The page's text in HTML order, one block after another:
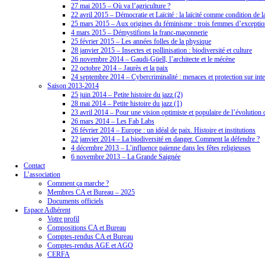
27 mai 2015 – Où va l’agriculture ?
22 avril 2015 – Démocratie et Laïcité : la laïcité comme condition de
25 mars 2015 – Aux origines du féminisme : trois femmes
4 mars 2015 – Démystifions la franc-maçonnerie
25 février 2015 – Les années folles de la physique
28 janvier 2015 – Insectes et pollinisation : biodiversité et culture
26 novembre 2014 – Gaudi-Güell, l’architecte et le mécène
22 octobre 2014 – Jaurès et la paix
24 septembre 2014 – Cybercriminalité : menaces et protection sur
Saison 2013-2014
25 juin 2014 – Petite histoire du jazz (2)
28 mai 2014 – Petite histoire du jazz (1)
23 avril 2014 – Pour une vision optimiste et populaire de l’évolution
26 mars 2014 – Les Fab Labs
26 février 2014 – Europe : un idéal de paix. Histoire et institutions
22 janvier 2014 – La biodiversité en danger. Comment la défendre ?
4 décembre 2013 – L’influence païenne dans les fêtes religieuses
6 novembre 2013 – La Grande Saignée
Contact
L’association
Comment ça marche ?
Membres CA et Bureau – 2025
Documents officiels
Espace Adhérent
Votre profil
Compositions CA et Bureau
Comptes-rendus CA et Bureau
Comptes-rendus AGE et AGO
CERFA